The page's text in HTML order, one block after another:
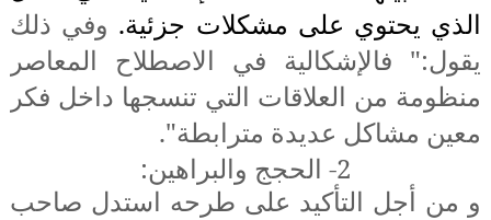
الذي يحتوي على مشكلات جزئية. وفي ذلك
يقول:" فالإشكالية في الاصطلاح المعاصر
منظومة من العلاقات التي تنسجها داخل فكر
معين مشاكل عديدة مترابطة".
2- الحجج والبراهين:
و من أجل التأكيد على طرحه استدل صاحب